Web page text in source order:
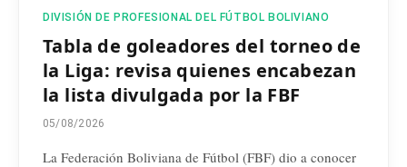
DIVISIÓN DE PROFESIONAL DEL FÚTBOL BOLIVIANO
Tabla de goleadores del torneo de
la Liga: revisa quienes encabezan
la lista divulgada por la FBF
05/08/2026
La Federación Boliviana de Fútbol (FBF) dio a conocer